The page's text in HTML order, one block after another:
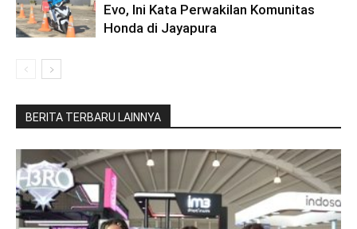
Evo, Ini Kata Perwakilan Komunitas
Honda di Jayapura
BERITA TERBARU LAINNYA